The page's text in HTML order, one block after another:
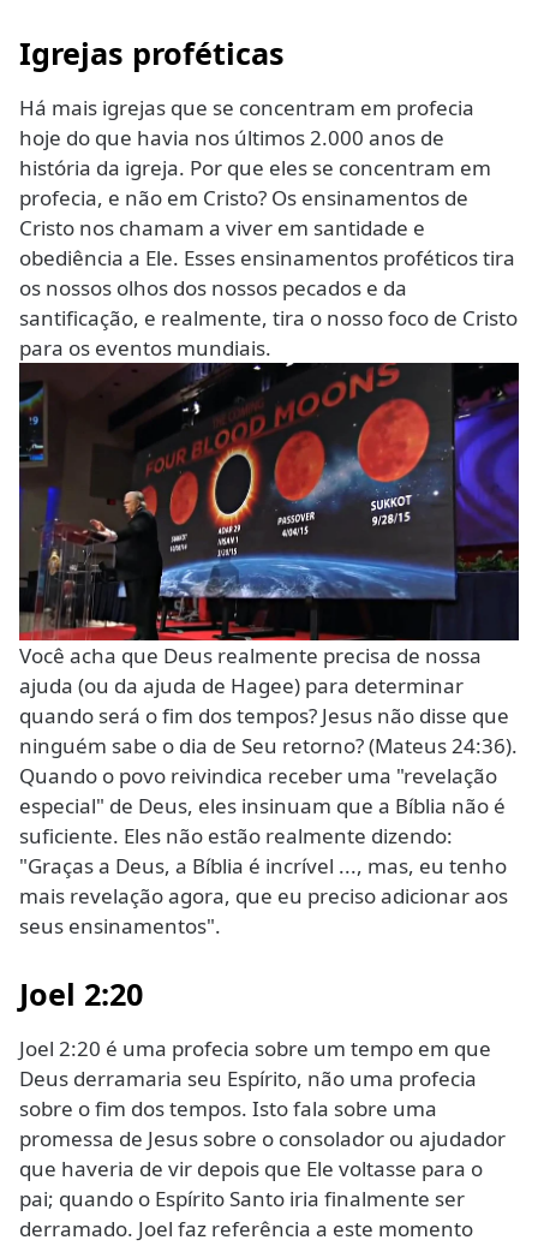
Igrejas proféticas
Há mais igrejas que se concentram em profecia
hoje do que havia nos últimos 2.000 anos de
história da igreja. Por que eles se concentram em
profecia, e não em Cristo? Os ensinamentos de
Cristo nos chamam a viver em santidade e
obediência a Ele. Esses ensinamentos proféticos tira
os nossos olhos dos nossos pecados e da
santificação, e realmente, tira o nosso foco de Cristo
para os eventos mundiais.
Você acha que Deus realmente precisa de nossa
ajuda (ou da ajuda de Hagee) para determinar
quando será o fim dos tempos? Jesus não disse que
ninguém sabe o dia de Seu retorno? (Mateus 24:36).
Quando o povo reivindica receber uma "revelação
especial" de Deus, eles insinuam que a Bíblia não é
suficiente. Eles não estão realmente dizendo:
"Graças a Deus, a Bíblia é incrível ..., mas, eu tenho
mais revelação agora, que eu preciso adicionar aos
seus ensinamentos".
Joel 2:20
Joel 2:20 é uma profecia sobre um tempo em que
Deus derramaria seu Espírito, não uma profecia
sobre o fim dos tempos. Isto fala sobre uma
promessa de Jesus sobre o consolador ou ajudador
que haveria de vir depois que Ele voltasse para o
pai; quando o Espírito Santo iria finalmente ser
derramado. Joel faz referência a este momento